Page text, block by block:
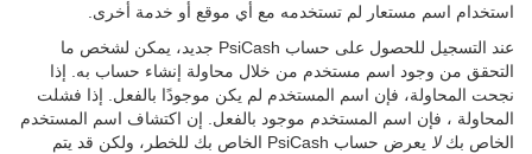
استخدام اسم مستعار لم تستخدمه مع أي موقع أو خدمة أخرى.
عند التسجيل للحصول على حساب PsiCash جديد، يمكن لشخص ما
التحقق من وجود اسم مستخدم من خلال محاولة إنشاء حساب به. إذا
نجحت المحاولة، فإن اسم المستخدم لم يكن موجودًا بالفعل. إذا فشلت
المحاولة ، فإن اسم المستخدم موجود بالفعل. إن اكتشاف اسم المستخدم
الخاص بكلا
يعرض حساب PsiCash الخاص بك للخطر، ولكن قد يتم